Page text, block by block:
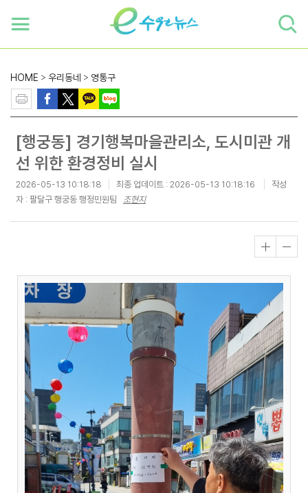
HOME > 우리동네 > 영통구
[행궁동] 경기행복마을관리소, 도시미관 개
선 위한 환경정비 실시
2026-05-13 10:18:18 최종 업데이트 : 2026-05-13 10:18:16
작성
자 : 팔달구 행궁동 행정민원팀 조현지